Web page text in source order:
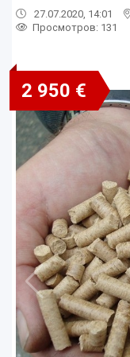
27.07.2020, 14:01
Просмотров: 131
2 950 €